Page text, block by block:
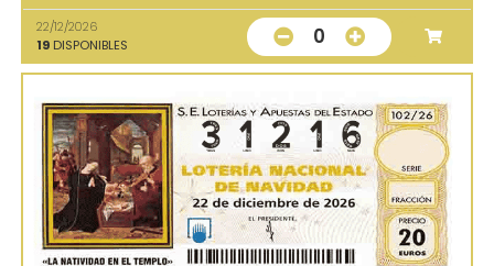
22/12/2026
19 DISPONIBLES 0